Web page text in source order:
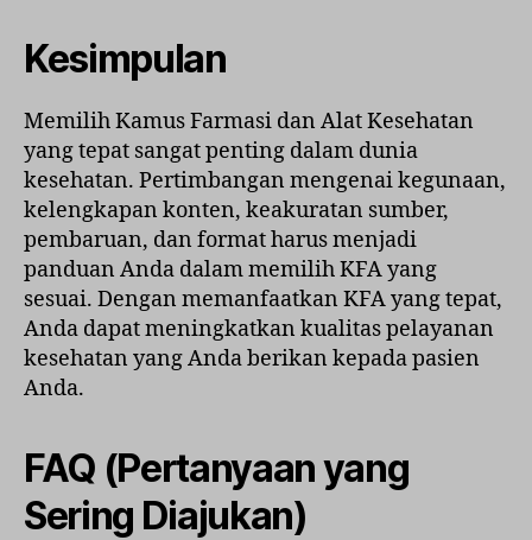
Kesimpulan
Memilih Kamus Farmasi dan Alat Kesehatan
yang tepat sangat penting dalam dunia
kesehatan. Pertimbangan mengenai kegunaan,
kelengkapan konten, keakuratan sumber,
pembaruan, dan format harus menjadi
panduan Anda dalam memilih KFA yang
sesuai. Dengan memanfaatkan KFA yang tepat,
Anda dapat meningkatkan kualitas pelayanan
kesehatan yang Anda berikan kepada pasien
Anda.
FAQ (Pertanyaan yang
Sering Diajukan)